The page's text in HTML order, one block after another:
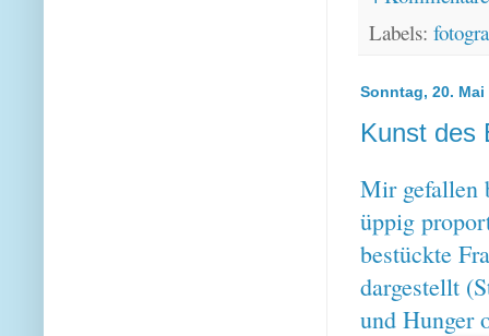
Labels:
Sonntag, 20. Mai
Kunst des
Mir gefallen
üppig
bestückte
dargestellt
und Hunger